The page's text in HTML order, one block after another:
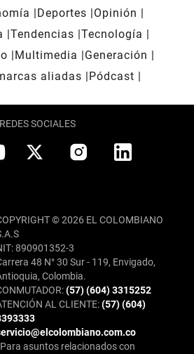
Deportes
Opinión
Tendencias Tecnología
Multimedia
Generación
aliadas
Pódcast
REDES SOCIALES
© 2026 EL COLOMBIANO
890901352-3
48 N° 30 Sur - 119, Envigado,
Colombia.
(57) (604) 3315252
AL CLIENTE:(57) (604)
asuntos relacionados con